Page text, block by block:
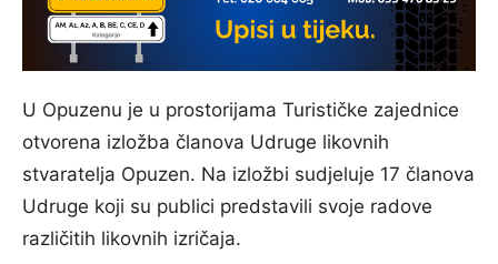
U Opuzenu je u prostorijama Turističke zajednice
otvorena izložba članova Udruge likovnih
stvaratelja Opuzen. Na izložbi sudjeluje 17 članova
Udruge koji su publici predstavili svoje radove
različitih likovnih izričaja.